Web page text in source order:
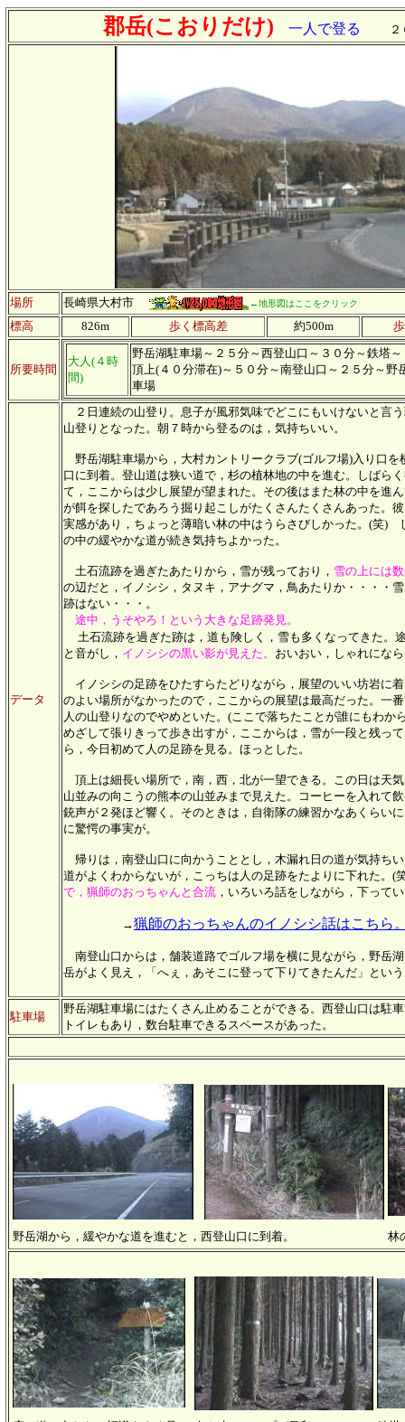
郡岳(こおりだけ) 一人で登る
場所 長崎県大村市 ←地形図はここをクリック
標高 826m 歩く標高差 約500m
所要時間
大人(４時
間)
野岳湖駐車場～２５分～西登山口～３０分～鉄塔
頂上(４０分滞在)～５０分～南登山口～２５分～野
車場
データ
２日連続の山登り。息子が風邪気味でどこにもいけないと言
山登りとなった。朝７時から登るのは，気持ちいい。
野岳湖駐車場から，大村カントリークラブ(ゴルフ場)入り口を
口に到着。登山道は狭い道で，杉の植林地の中を進む。しばら
て，ここからは少し展望が望まれた。その後はまた林の中を進
が餌を探したであろう掘り起こしがたくさんたくさんあった。
実感があり，ちょっと薄暗い林の中はうらさびしかった。(笑)
の中の緩やかな道が続き気持ちよかった。
土石流跡を過ぎたあたりから，雪が残っており， 雪の上には
の辺だと，イノシシ，タヌキ，アナグマ，鳥あたりか・・・・
跡はない・・・。
途中，うそやろ！という大きな足跡発見。
土石流跡を過ぎた跡は，道も険しく，雪も多くなってきた。
と音がし， イノシシの黒い影が見えた。 おいおい，しゃれにな
イノシシの足跡をひたすらたどりながら，展望のいい坊岩に
のよい場所がなかったので，ここからの展望は最高だった。一
人の山登りなのでやめといた。(ここで落ちたことが誰にもわ
めざして張りきって歩き出すが，ここからは，雪が一段と残っ
ら，今日初めて人の足跡を見る。ほっとした。
頂上は細長い場所で，南，西，北が一望できる。この日は天
山並みの向こうの熊本の山並みまで見えた。コーヒーを入れて
銃声が２発ほど響く。そのときは，自衛隊の練習かなあくらい
に驚愕の事実が。
帰りは，南登山口に向かうこととし，木漏れ日の道が気持ち
道がよくわからないが，こっちは人の足跡をたよりに下れた
で，猟師のおっちゃんと合流 ，いろいろ話をしながら，下って
→猟師のおっちゃんのイノシシ話はこちら
南登山口からは，舗装道路でゴルフ場を横に見ながら，野岳
岳がよく見え，「へぇ，あそこに登って下りてきたんだ」とい
駐車場
野岳湖駐車場にはたくさん止めることができる。西登山口は駐
トイレもあり，数台駐車できるスペースがあった。
野岳湖から，緩やかな道を進むと，西登山口に到着。 林